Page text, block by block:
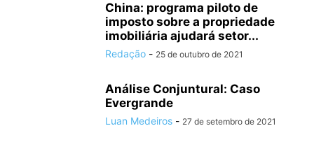
China: programa piloto de
imposto sobre a propriedade
imobiliária ajudará setor...
Redação - 25 de outubro de 2021
Análise Conjuntural: Caso
Evergrande
Luan Medeiros - 27 de setembro de 2021